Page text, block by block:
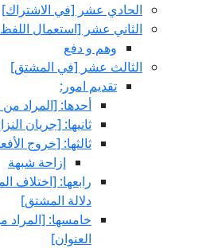
الحادي عشر [في الاشتراك‏]
الثاني عشر [استعمال
وهم و دفع
الثالث عشر [في المشتق‏]
تقديم امور:
أحدها: [المراد
ثانيها: [جريان
ثالثها: [خروج
إزاحة شبهة
رابعها: [اختلاف
دلالة المشتق‏]
خامسها: [المراد
العنوان‏]